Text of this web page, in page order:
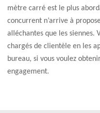
mètre carré est le plus
concurrent n’arrive à
alléchantes que les siennes.
chargés de clientèle en les
bureau, si vous voulez
engagement.